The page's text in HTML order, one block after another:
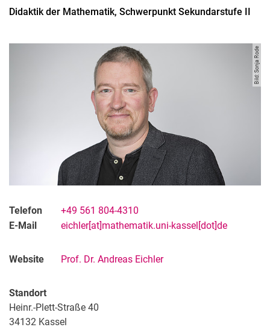
Team
MatheFachtag@KS26
Didaktik der Mathematik, Schwerpunkt Sekundarstufe II
Bild: Sonja Rode
Telefon
+49 561 804-4310
E-Mail
eichler[at]mathematik.uni-kassel[dot]de
Website Prof. Dr. Andreas Eichler
Standort
Heinr.-Plett-Straße 40
34132 Kassel